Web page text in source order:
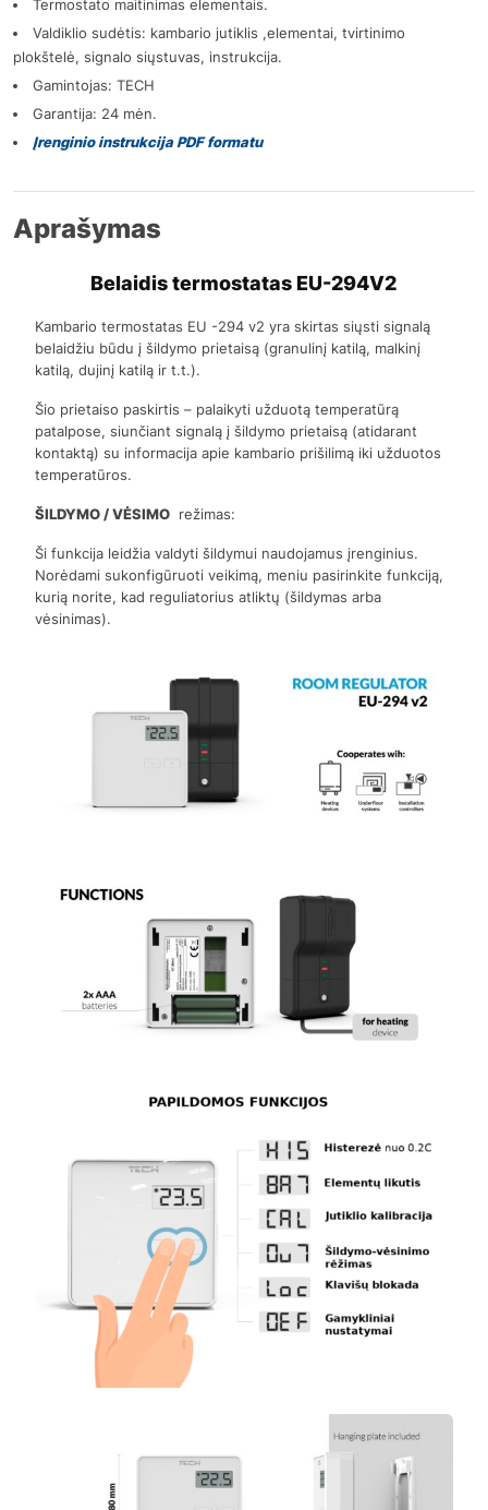
Termostato maitinimas elementais.
Valdiklio sudėtis: kambario jutiklis ,elementai, tvirtinimo
plokštelė, signalo siųstuvas, instrukcija.
Gamintojas: TECH
Garantija: 24 mėn.
Įrenginio instrukcija PDF formatu
Aprašymas
Belaidis termostatas EU-294V2
Kambario termostatas EU -294 v2 yra skirtas siųsti signalą
belaidžiu būdu į šildymo prietaisą (granulinį katilą, malkinį
katilą, dujinį katilą ir t.t.).
Šio prietaiso paskirtis – palaikyti užduotą temperatūrą
patalpose, siunčiant signalą į šildymo prietaisą (atidarant
kontaktą) su informacija apie kambario prišilimą iki užduotos
temperatūros.
ŠILDYMO / VĖSIMO režimas:
Ši funkcija leidžia valdyti šildymui naudojamus įrenginius.
Norėdami sukonfigūruoti veikimą, meniu pasirinkite funkciją,
kurią norite, kad reguliatorius atliktų (šildymas arba
vėsinimas).